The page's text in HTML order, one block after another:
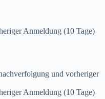
Anmeldung (10 Tage)
und vorheriger
Anmeldung (10 Tage)